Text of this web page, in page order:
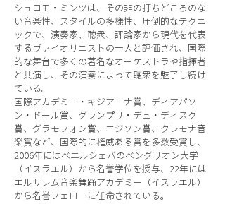
シュロモ・ミンツは、その非の打ちどころのな
い音楽性、スタイルの多様性、圧倒的なテクニ
ックで、演奏家、聴衆、評論家から現代を代表
するヴァイオリニストの一人と評価され、国際
的な舞台で多くの著名なオーケストラや指揮者
と共演し、その演奏によって聴衆を魅了し続け
ている。
国際アカデミー・キジアーナ賞、ディアパソ
ン・ドール賞、グランプリ・デュ・ディスク
賞、グラモフォン賞、エジソン賞、クレモナ音
楽賞など、国際的に権威ある賞を多数受賞し、
2006年にはベエルシェバのベングリオン大学
（イスラエル）から名誉学位を授与、22年には
エルサレム音楽舞踊アカデミー（イスラエル）
から名誉フェローに任命されている。